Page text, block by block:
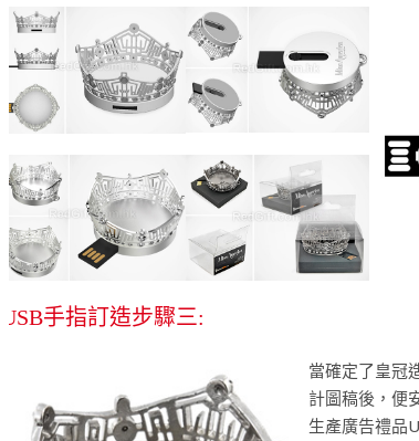
USB手指訂造步驟三:
當確定了皇冠
計圖稿後，便
生產廣告禮品